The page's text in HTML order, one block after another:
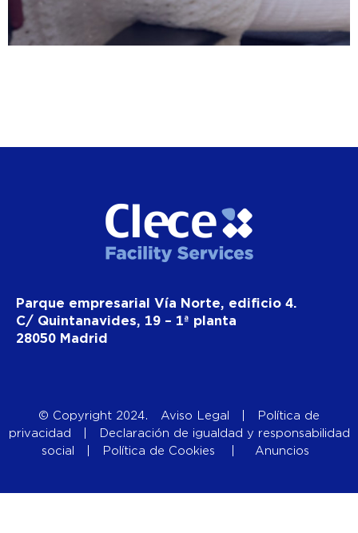
Parque empresarial Vía Norte, edificio 4.
C/ Quintanavides, 19 – 1ª planta
28050 Madrid
© Copyright 2024. Aviso Legal
Política de
privacidad
Declaración de igualdad y responsabilidad
social
Política de Cookies Anuncios